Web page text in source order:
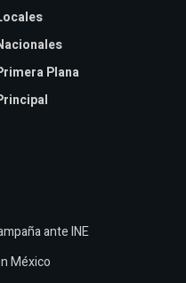
Plana
ante INE
México